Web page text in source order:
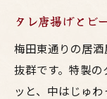
タレ唐揚げとビ
梅田東通りの居
抜群です。特製
ッと、中はじゅ